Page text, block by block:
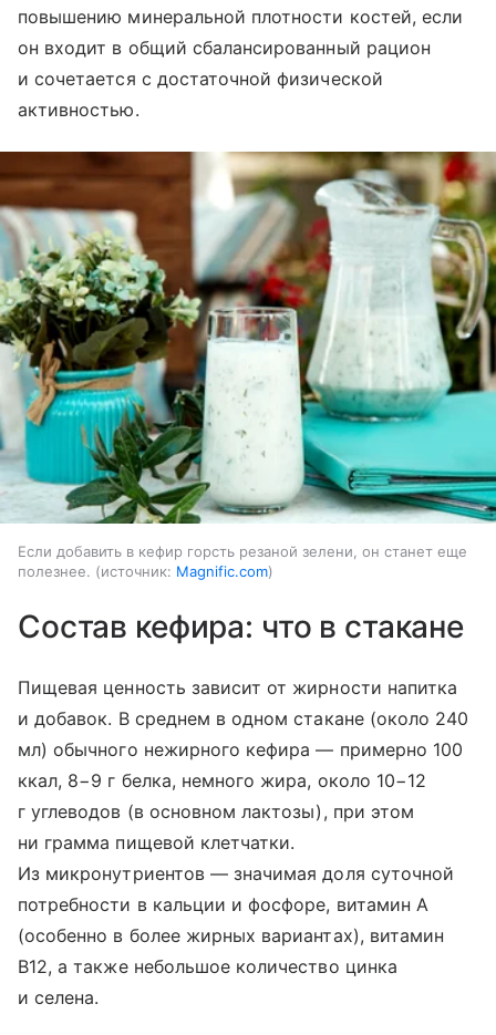
повышению минеральной плотности костей, если
он входит в общий сбалансированный рацион
и сочетается с достаточной физической
активностью.
Если добавить в кефир горсть резаной зелени, он станет еще
полезнее.
источник: Magnific.com
Состав кефира: что в стакане
Пищевая ценность зависит от жирности напитка
и добавок. В среднем в одном стакане (около 240
мл) обычного нежирного кефира — примерно 100
ккал, 8−9 г белка, немного жира, около 10−12
г углеводов (в основном лактозы), при этом
ни грамма пищевой клетчатки.
Из микронутриентов — значимая доля суточной
потребности в кальции и фосфоре, витамин A
(особенно в более жирных вариантах), витамин
B12, а также небольшое количество цинка
и селена.